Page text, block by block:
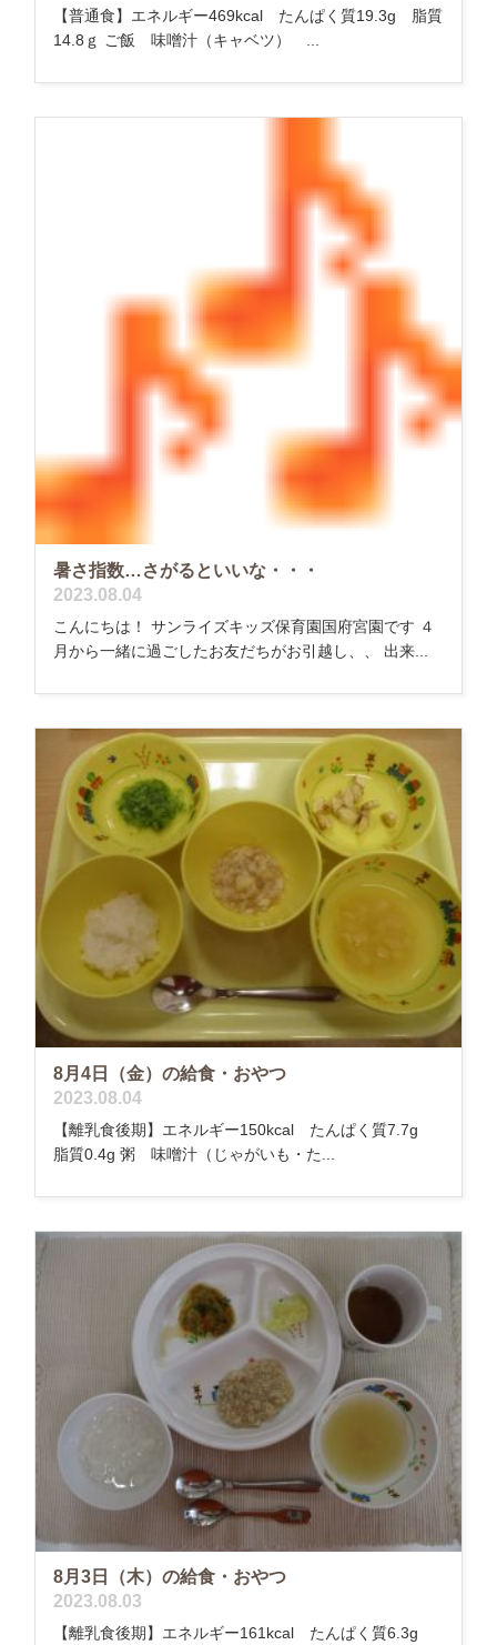
【普通食】エネルギー469kcal たんぱく質19.3g 脂質
14.8ｇ ご飯 味噌汁（キャベツ） ...
暑さ指数…さがるといいな・・・
2023.08.04
こんにちは！ サンライズキッズ保育園国府宮園です ４
月から一緒に過ごしたお友だちがお引越し、、 出来...
8月4日（金）の給食・おやつ
2023.08.04
【離乳食後期】エネルギー150kcal たんぱく質7.7g
脂質0.4g 粥 味噌汁（じゃがいも・た...
8月3日（木）の給食・おやつ
2023.08.03
【離乳食後期】エネルギー161kcal たんぱく質6.3g